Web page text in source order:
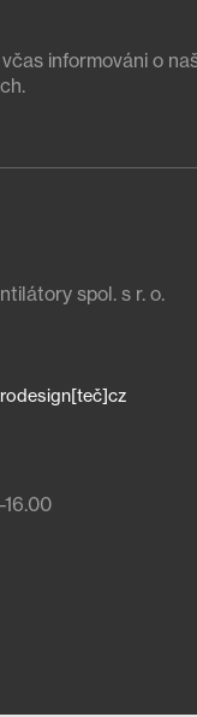
informováni o
spol. s r. o.